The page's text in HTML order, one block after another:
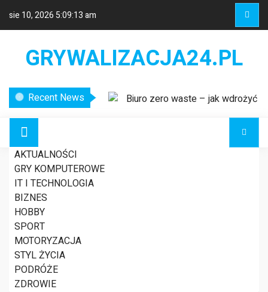
sie 10, 2026 5:09:13 am
GRYWALIZACJA24.PL
Recent News
Biuro zero waste – jak wdrożyć
AKTUALNOŚCI
GRY KOMPUTEROWE
IT I TECHNOLOGIA
BIZNES
HOBBY
SPORT
MOTORYZACJA
STYL ŻYCIA
PODRÓŻE
ZDROWIE
Polskie gwiazdy z
cukrzycą – Światowy
Dzień Cukrzycy?